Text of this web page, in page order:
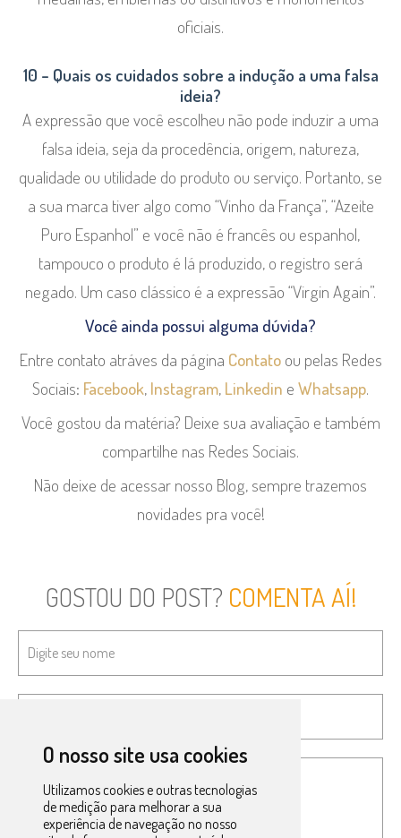
O nosso site usa cookies
Utilizamos cookies e outras tecnologias
de medição para melhorar a sua
experiência de navegação no nosso
oficiais.
10 – Quais os cuidados sobre a indução a uma falsa
ideia?
A expressão que você escolheu não pode induzir a uma
falsa ideia, seja da procedência, origem, natureza,
qualidade ou utilidade do produto ou serviço. Portanto, se
a sua marca tiver algo como “Vinho da França”, “Azeite
Puro Espanhol” e você não é francês ou espanhol,
tampouco o produto é lá produzido, o registro será
negado. Um caso clássico é a expressão “Virgin Again”.
Você ainda possui alguma dúvida?
Entre contato atráves da página Contatoou pelas Redes
Sociais: Facebook, Instagram, Linkedin e Whatsapp.
Você gostou da matéria? Deixe sua avaliação e também
compartilhe nas Redes Sociais.
Não deixe de acessar nosso Blog, sempre trazemos
novidades pra você!
GOSTOU DO POST? COMENTA AÍ!